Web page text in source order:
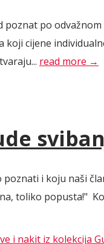
poznat po
cijene
read more →
poznati i koju naši
toliko popusta!"
i nakit iz kolekcija